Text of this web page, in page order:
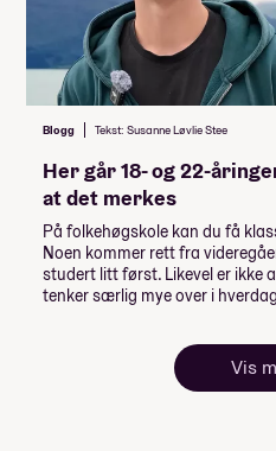
Blogg Tekst: Susanne Løvlie Stee
Her går 18- og 22-
at det merkes
På folkehøgskole kan du få
Noen kommer rett fra
studert litt først. Likevel er ikke
tenker særlig mye over i
Vis